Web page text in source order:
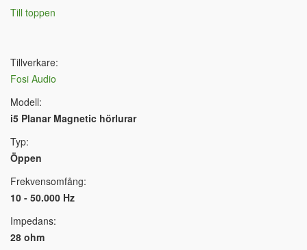
Till toppen
Tillverkare:
Fosi Audio
Modell:
i5 Planar Magnetic hörlurar
Typ:
Öppen
Frekvensomfång:
10 - 50.000 Hz
Impedans:
28 ohm